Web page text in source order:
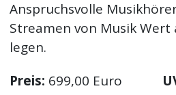
Anspruchsvolle
Streamen von Musik
legen.
Preis: 699,00 Euro